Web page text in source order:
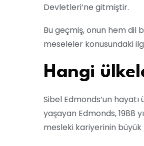
Devletleri’ne gitmiştir.
Bu geçmiş, onun hem dil
meseleler konusundaki
Hangi
Sibel Edmonds’un
yaşayan Edmonds, 1988
mesleki kariyerinin